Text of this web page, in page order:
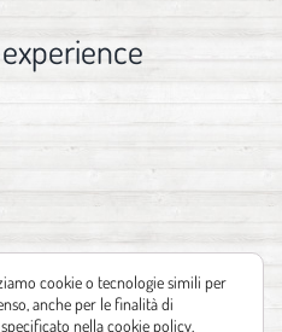
cookie o tecnologie simili per
anche per le finalità di
nellacookie policy